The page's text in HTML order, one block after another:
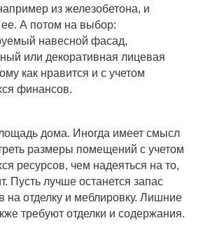
из железобетона, и
ее. А потом на выбор:
навесной фасад,
или декоративная лицевая
как нравится и с учетом
финансов.
дома. Иногда имеет смысл
размеры помещений с учетом
ресурсов, чем надеяться на то,
Пусть лучше останется запас
на отделку и меблировку. Лишние
требуют отделки и содержания.